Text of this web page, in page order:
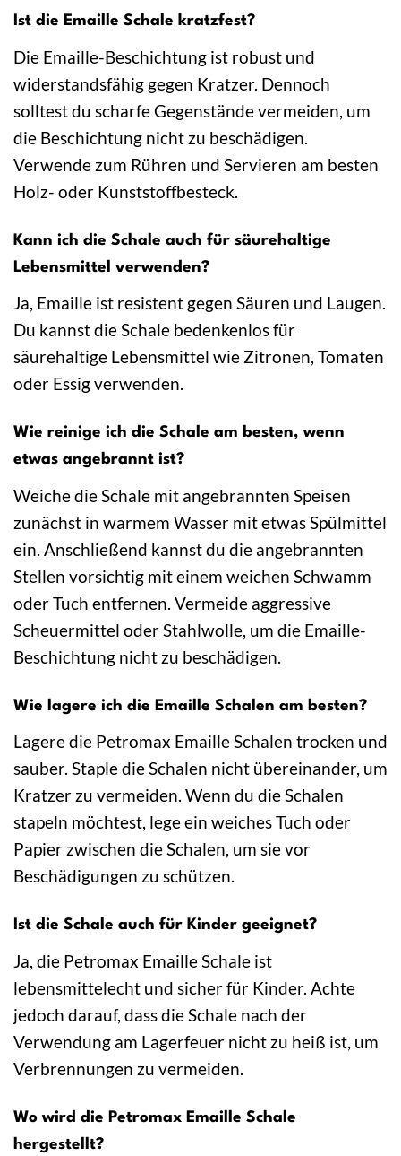
Ist die Emaille Schale kratzfest?
Die Emaille-Beschichtung ist robust und
widerstandsfähig gegen Kratzer. Dennoch
solltest du scharfe Gegenstände vermeiden, um
die Beschichtung nicht zu beschädigen.
Verwende zum Rühren und Servieren am besten
Holz- oder Kunststoffbesteck.
Kann ich die Schale auch für säurehaltige
Lebensmittel verwenden?
Ja, Emaille ist resistent gegen Säuren und Laugen.
Du kannst die Schale bedenkenlos für
säurehaltige Lebensmittel wie Zitronen, Tomaten
oder Essig verwenden.
Wie reinige ich die Schale am besten, wenn
etwas angebrannt ist?
Weiche die Schale mit angebrannten Speisen
zunächst in warmem Wasser mit etwas Spülmittel
ein. Anschließend kannst du die angebrannten
Stellen vorsichtig mit einem weichen Schwamm
oder Tuch entfernen. Vermeide aggressive
Scheuermittel oder Stahlwolle, um die Emaille-
Beschichtung nicht zu beschädigen.
Wie lagere ich die Emaille Schalen am besten?
Lagere die Petromax Emaille Schalen trocken und
sauber. Staple die Schalen nicht übereinander, um
Kratzer zu vermeiden. Wenn du die Schalen
stapeln möchtest, lege ein weiches Tuch oder
Papier zwischen die Schalen, um sie vor
Beschädigungen zu schützen.
Ist die Schale auch für Kinder geeignet?
Ja, die Petromax Emaille Schale ist
lebensmittelecht und sicher für Kinder. Achte
jedoch darauf, dass die Schale nach der
Verwendung am Lagerfeuer nicht zu heiß ist, um
Verbrennungen zu vermeiden.
Wo wird die Petromax Emaille Schale
hergestellt?